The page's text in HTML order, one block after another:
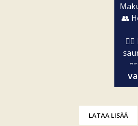
👥
LATAA LISÄÄ